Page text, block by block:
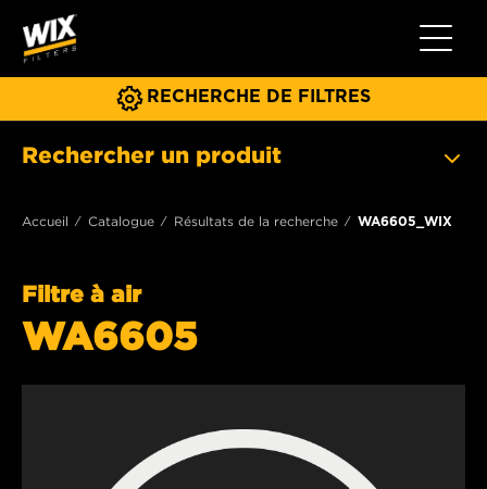
Toggle
RECHERCHE DE FILTRES
Rechercher un produit
Accueil Catalogue Résultats de la recherche WA6605_WIX
Filtre à air
WA6605